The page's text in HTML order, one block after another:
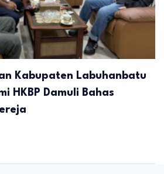
Kabupaten Labuhanbatu
HKBP Damuli Bahas